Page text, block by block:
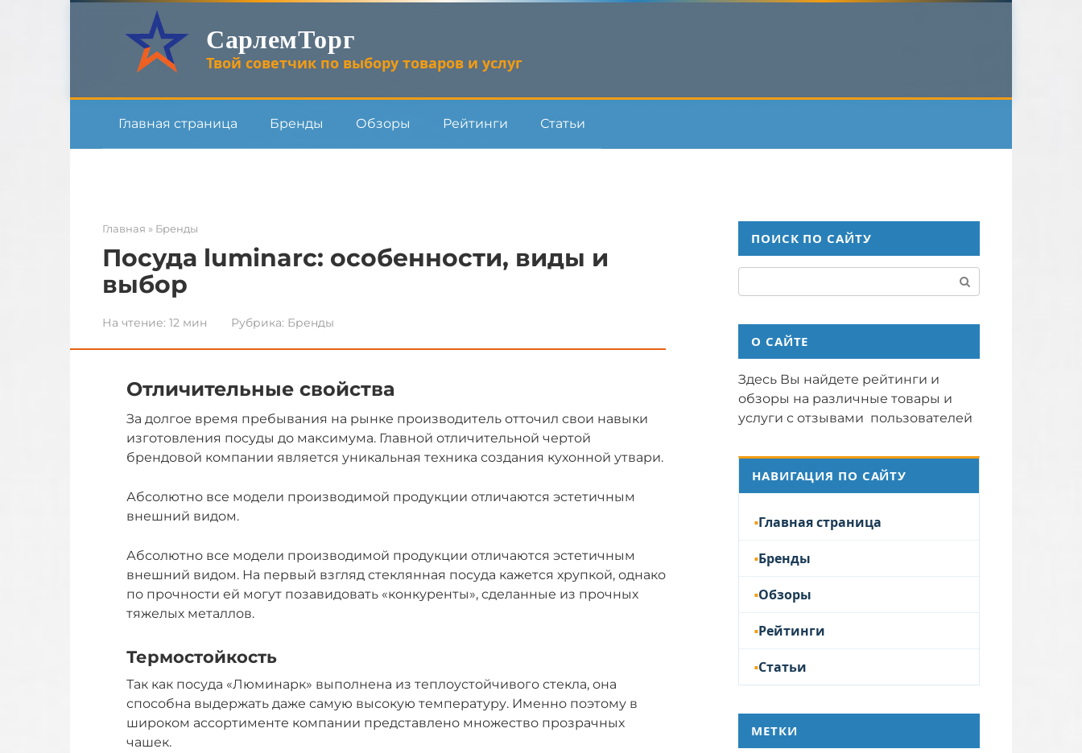
СарлемТорг
Твой советчик по выбору товаров и услуг
Главная страница Бренды Обзоры Рейтинги Статьи
Главная » Бренды
Посуда luminarc: особенности, виды и
выбор
На чтение: 12 мин Рубрика: Бренды
Отличительные свойства
За долгое время пребывания на рынке производитель отточил свои навыки
изготовления посуды до максимума. Главной отличительной чертой
брендовой компании является уникальная техника создания кухонной утвари.
Абсолютно все модели производимой продукции отличаются эстетичным
внешний видом.
Абсолютно все модели производимой продукции отличаются эстетичным
внешний видом. На первый взгляд стеклянная посуда кажется хрупкой, однако
по прочности ей могут позавидовать «конкуренты», сделанные из прочных
тяжелых металлов.
Термостойкость
Так как посуда «Люминарк» выполнена из теплоустойчивого стекла, она
способна выдержать даже самую высокую температуру. Именно поэтому в
широком ассортименте компании представлено множество прозрачных
чашек.
ПОИСК ПО САЙТУ
О САЙТЕ
Здесь Вы найдете рейтинги и
обзоры на различные товары и
услуги с отзывами пользователей
НАВИГАЦИЯ ПО САЙТУ
Главная страница
Бренды
Обзоры
Рейтинги
Статьи
МЕТКИ